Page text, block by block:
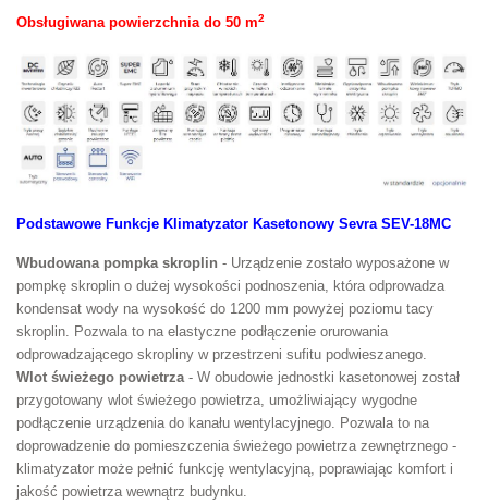
Obsługiwana powierzchnia do 50 m2
Podstawowe Funkcje Klimatyzator Kasetonowy Sevra SEV-18MC
Wbudowana pompka skroplin - Urządzenie zostało wyposażone w
pompkę skroplin o dużej wysokości podnoszenia, która odprowadza
kondensat wody na wysokość do 1200 mm powyżej poziomu tacy
skroplin. Pozwala to na elastyczne podłączenie orurowania
odprowadzającego skropliny w przestrzeni sufitu podwieszanego.
Wlot świeżego powietrza - W obudowie jednostki kasetonowej został
przygotowany wlot świeżego powietrza, umożliwiający wygodne
podłączenie urządzenia do kanału wentylacyjnego. Pozwala to na
doprowadzenie do pomieszczenia świeżego powietrza zewnętrznego -
klimatyzator może pełnić funkcję wentylacyjną, poprawiając komfort i
jakość powietrza wewnątrz budynku.